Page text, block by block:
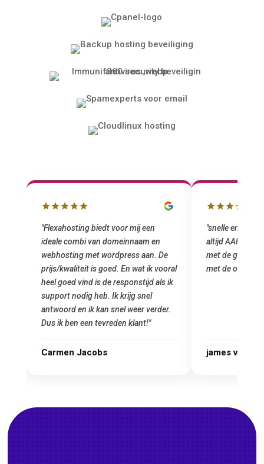
"Flexahosting biedt voor mij een
ideale combi van domeinnaam en
webhosting met wordpress aan. De
prijs/kwaliteit is goed. En wat ik vooral
heel goed vind is de responstijd als ik
support nodig heb. Ik krijg snel
antwoord en ik kan snel weer verder.
Dus ik ben een tevreden klant!"
Carmen Jacobs
"snelle en
altijd AAN (:
met de grote
met de
james van